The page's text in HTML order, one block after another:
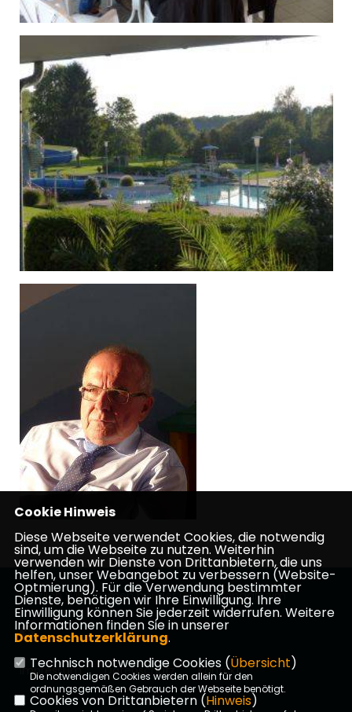
Herzlich Willkommen bei der CDU in Schaafheim
Impressum Datenschutz Kontakt
Cookie Hinweis
Diese Webseite verwendet Cookies, die notwendig
sind, um die Webseite zu nutzen. Weiterhin
verwenden wir Dienste von Drittanbietern, die uns
helfen, unser Webangebot zu verbessern (Website-
Optmierung). Für die Verwendung bestimmter
Dienste, benötigen wir Ihre Einwilligung. Ihre
Einwilligung können Sie jederzeit widerrufen. Weitere
Informationen finden Sie in unserer
Datenschutzerklärung.
Technisch notwendige Cookies (Übersicht)
Die notwendigen Cookies werden allein für den
ordnungsgemäßen Gebrauch der Webseite benötigt.
Cookies von Drittanbietern (Hinweis)